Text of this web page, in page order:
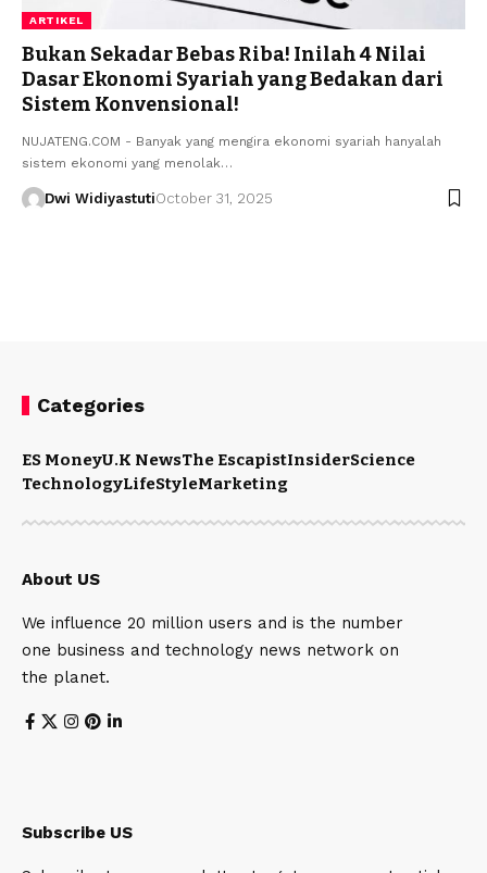
ARTIKEL
Bukan Sekadar Bebas Riba! Inilah 4 Nilai
Dasar Ekonomi Syariah yang Bedakan dari
Sistem Konvensional!
NUJATENG.COM - Banyak yang mengira ekonomi syariah hanyalah
sistem ekonomi yang menolak…
Dwi WidiyastutiOctober 31, 2025
Categories
ES MoneyU.K NewsThe EscapistInsiderScience
TechnologyLifeStyleMarketing
About US
We influence 20 million users and is the number
one business and technology news network on
the planet.
Subscribe US